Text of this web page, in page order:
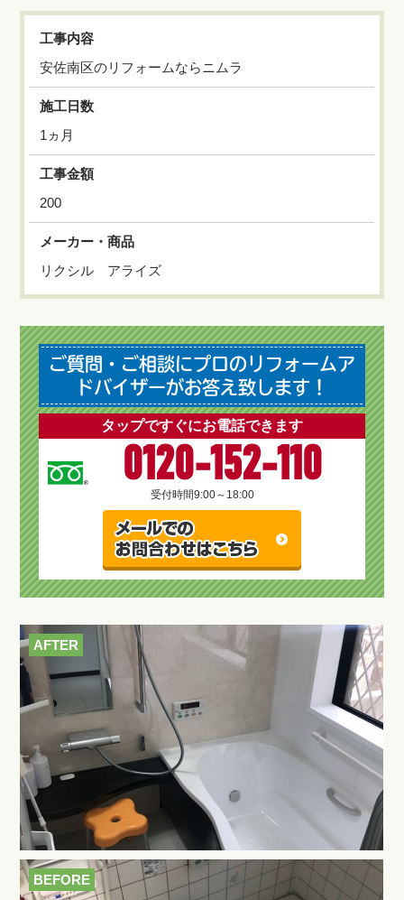
工事内容
安佐南区のリフォームならニムラ
施工日数
1ヵ月
工事金額
200
メーカー・商品
リクシル アライズ
ご質問・ご相談にプロのリフォームア
ドバイザーがお答え致します！
タップですぐにお電話できます
0120-152-110
受付時間9:00～18:00
AFTER
BEFORE